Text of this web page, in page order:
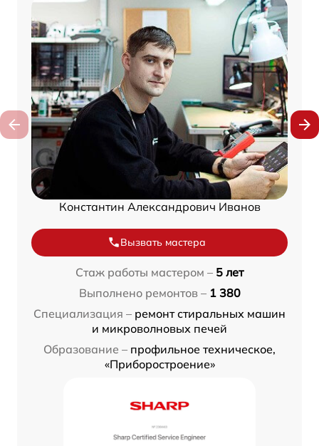
Константин Александрович Иванов
Вызвать мастера
Стаж работы мастером – 5 лет
Выполнено ремонтов – 1 380
Специализация – ремонт стиральных машин
и микроволновых печей
Образование – профильное техническое,
«Приборостроение»